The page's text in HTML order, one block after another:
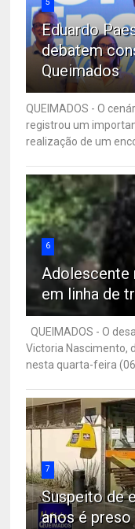
5
Eduardo
debatem
Queimados
QUEIMADOS - O
registrou um
realização de um
6
Adolescente
em linha de
QUEIMADOS - O
Victoria Nascimento,
nesta quarta-feira
7
Suspeito de
anos é